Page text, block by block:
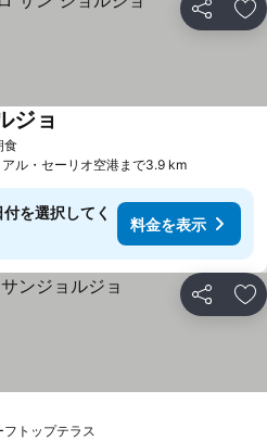
シェア お
食
ジョ
ル・セーリオ空港まで3.9 km
を選択してく
料金を表示
シェア お
トップテラス